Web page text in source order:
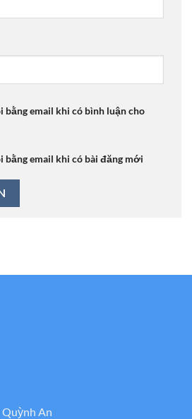
bằng email khi có bình luận cho
bằng email khi có bài đăng mới
An